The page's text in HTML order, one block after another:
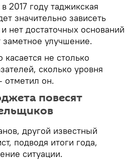
2017 году таджикская
значительно зависеть
нет достаточных оснований
заметное улучшение.
не столько
сколько уровня
отметил он.
повесят
другой известный
подводя итоги года,
ситуации.